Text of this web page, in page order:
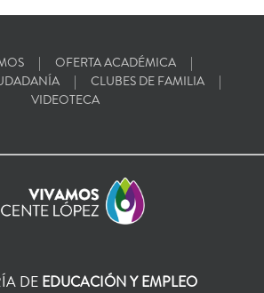
OFERTA ACADÉMICA
CLUBES DE FAMILIA
VIDEOTECA
DE EDUCACIÓN Y EMPLEO